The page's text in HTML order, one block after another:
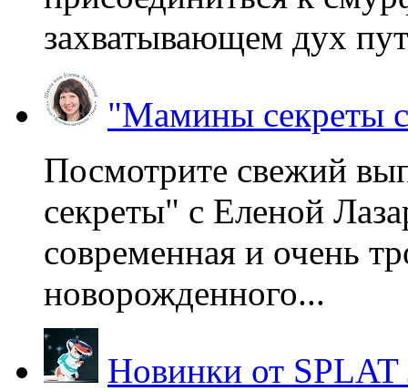
захватывающем дух
"Мамины секреты
Посмотрите свежий
секреты" с Еленой
современная и очень
новорожденного...
Новинки от